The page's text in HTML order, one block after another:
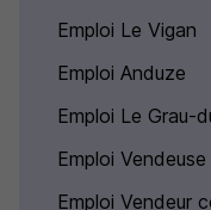
Emploi Le Vigan
Emploi Anduze
Emploi Le Grau-
Emploi
Emploi Vendeur